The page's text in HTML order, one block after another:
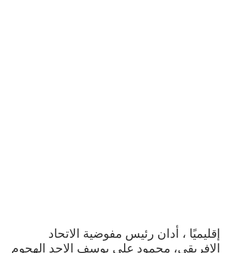
إقليميًا ، أدان رئيس مفوضية الاتحاد
الافريقي، محمود على يوسف الاحد الهجوم